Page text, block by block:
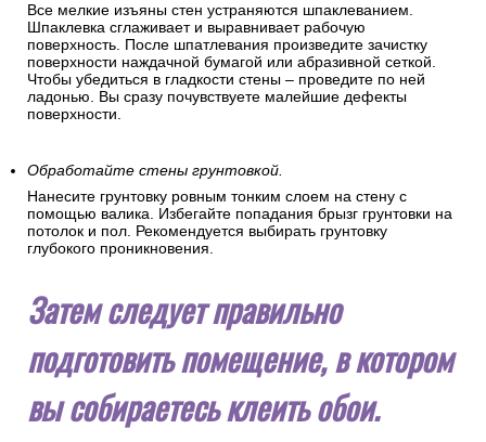
Все мелкие изъяны стен устраняются шпаклеванием.
Шпаклевка сглаживает и выравнивает рабочую
поверхность. После шпатлевания произведите зачистку
поверхности наждачной бумагой или абразивной сеткой.
Чтобы убедиться в гладкости стены – проведите по ней
ладонью. Вы сразу почувствуете малейшие дефекты
поверхности.
Обработайте стены грунтовкой.
Нанесите грунтовку ровным тонким слоем на стену с
помощью валика. Избегайте попадания брызг грунтовки на
потолок и пол. Рекомендуется выбирать грунтовку
глубокого проникновения.
Затем следует правильно
подготовить помещение, в котором
вы собираетесь клеить обои.